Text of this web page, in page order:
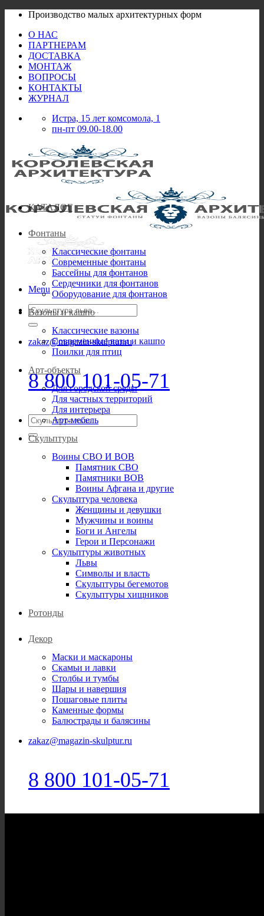
Skip
content
Производство малых архитектурных форм
О НАС
ПАРТНЕРАМ
ДОСТАВКА
МОНТАЖ
ВОПРОСЫ
КОНТАКТЫ
ЖУРНАЛ
Истра, 15 лет комсомола, 1
пн-пт 09.00-18.00
Menu
Искать:
zakaz@magazin-skulptur.ru
8 800 101-05-71
Искать:
КАТАЛОГ
Фонтаны
Классические фонтаны
Современные фонтаны
Бассейны для фонтанов
Сердечники для фонтанов
Оборудование для фонтанов
Вазоны и кашпо
Классические вазоны
Современные вазы и кашпо
Поилки для птиц
Арт-объекты
Для городской среды
Для частных территорий
Для интерьера
Арт-мебель
Скульптуры
Воины СВО И ВОВ
Памятник СВО
Памятники ВОВ
Воины Афгана и другие
Скульптура человека
Женщины и девушки
Мужчины и воины
Боги и Ангелы
Герои и Персонажи
Скульптуры животных
Львы
Символы и власть
Скульптуры бегемотов
Скульптуры хищников
Ротонды
Декор
Маски и маскароны
Скамьи и лавки
Столбы и тумбы
Шары и навершия
Пошаговые плиты
Каменные формы
Балюстрады и балясины
zakaz@magazin-skulptur.ru
8 800 101-05-71